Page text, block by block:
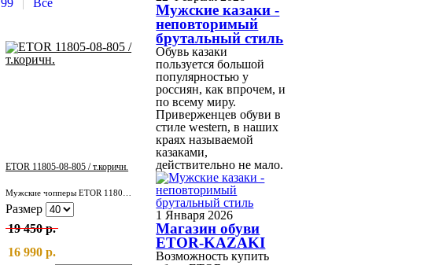
99
Все
ETOR 11805-08-805 / т.коричн.
Размер
19 450 р.
16 990 р.
Мужские казаки -
неповторимый
брутальный стиль
Обувь казаки
пользуется большой
популярностью у
россиян, как впрочем, и
по всему миру.
Приверженцев обуви в
стиле western, в наших
краях называемой
казаками,
действительно не мало.
1 Января 2026
Магазин обуви
ETOR-KAZAKI
Возможность купить